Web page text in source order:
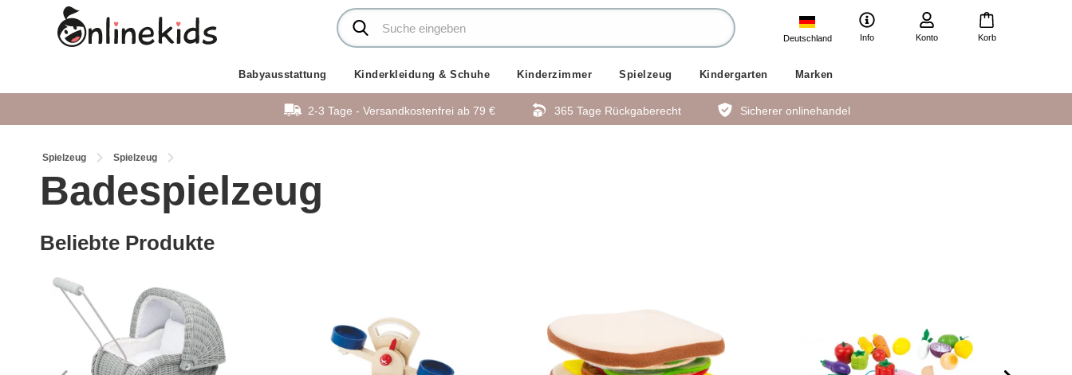
Deutschland Info Konto Korb
Babyausstattung Kinderkleidung & Schuhe Kinderzimmer Spielzeug Kindergarten Marken
2-3 Tage - Versandkostenfrei ab 79 € 365 Tage Rückgaberecht Sicherer onlinehandel
Spielzeug Spielzeug
Badespielzeug
Beliebte Produkte